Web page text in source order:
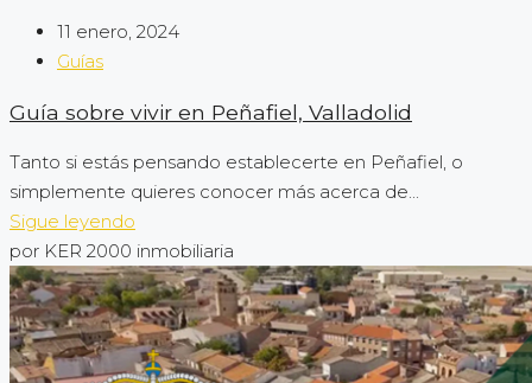
11 enero, 2024
Guías
Guía sobre vivir en Peñafiel, Valladolid
Tanto si estás pensando establecerte en Peñafiel, o
simplemente quieres conocer más acerca de...
Sigue leyendo
por KER 2000 inmobiliaria